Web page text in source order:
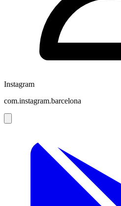
Instagram
com.instagram.barcelona